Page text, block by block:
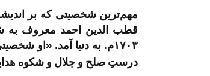
مهم‌­ترین شخصیتی که بر اندیشۀ
۱۷۰۳م. به دنیا آمد. «او
درستِ صلح و جلال و شکوه